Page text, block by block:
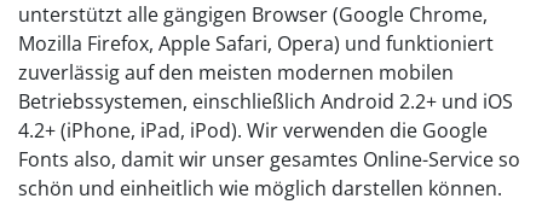
unterstützt alle gängigen Browser (Google Chrome,
Mozilla Firefox, Apple Safari, Opera) und funktioniert
zuverlässig auf den meisten modernen mobilen
Betriebssystemen, einschließlich Android 2.2+ und iOS
4.2+ (iPhone, iPad, iPod). Wir verwenden die Google
Fonts also, damit wir unser gesamtes Online-Service so
schön und einheitlich wie möglich darstellen können.